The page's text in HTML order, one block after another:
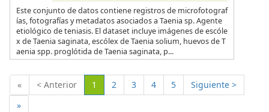
Este conjunto de datos contiene registros de microfotograf
ías, fotografías y metadatos asociados a Taenia sp. Agente
etiológico de teniasis. El dataset incluye imágenes de escóle
x de Taenia saginata, escólex de Taenia solium, huevos de T
aenia spp. proglótida de Taenia saginata, p...
« < Anterior 1 (Actual)
2 3 4 5
Siguiente >
»